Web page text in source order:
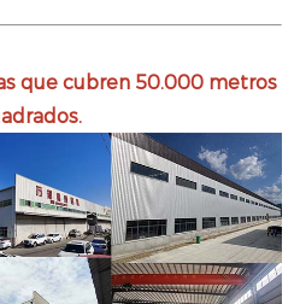
que cubren 50.000 metros